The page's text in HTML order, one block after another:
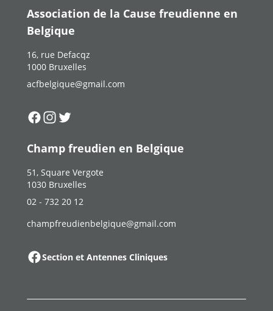
Association de la Cause freudienne en
Belgique
16, rue Defacqz
1000 Bruxelles
acfbelgique@gmail.com
Suivez-nous sur
Suivez-nous sur
Suivez-nous sur
Champ freudien en Belgique
51, Square Vergote
1030 Bruxelles
02 - 732 20 12
champfreudienbelgique@gmail.com
Section et Antennes Cliniques